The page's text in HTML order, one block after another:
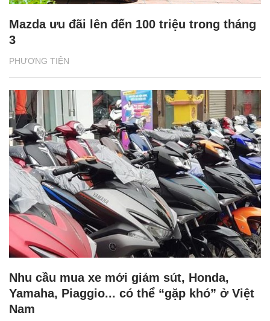
PHƯƠNG TIỆN
Mazda ưu đãi lên đến 100 triệu trong tháng
3
Nhu cầu mua xe mới giảm sút, Honda,
Yamaha, Piaggio... có thể “gặp khó” ở Việt
Nam